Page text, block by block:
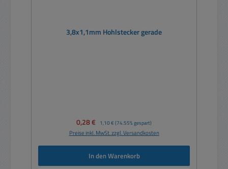
3,8x1,1mm Hohlstecker gerade
Verkaufspreis:
0,28 € Regulärer Preis:
1,10 € (74.55% gespart)
Preise inkl. MwSt. zzgl. Versandkosten
In den Warenkorb